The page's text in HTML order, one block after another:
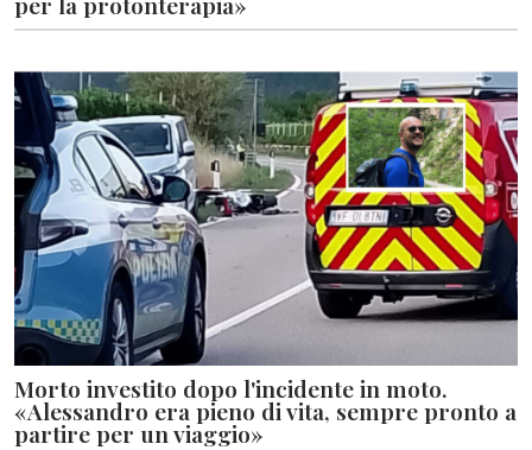
Morto investito dopo l'incidente in moto.
«Alessandro era pieno di vita, sempre pronto a
partire per un viaggio»